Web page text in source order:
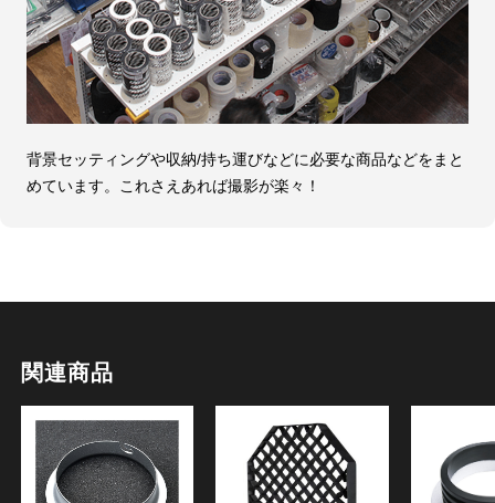
背景セッティングや収納/持ち運びなどに必要な商品などをまと
めています。これさえあれば撮影が楽々！
関連商品